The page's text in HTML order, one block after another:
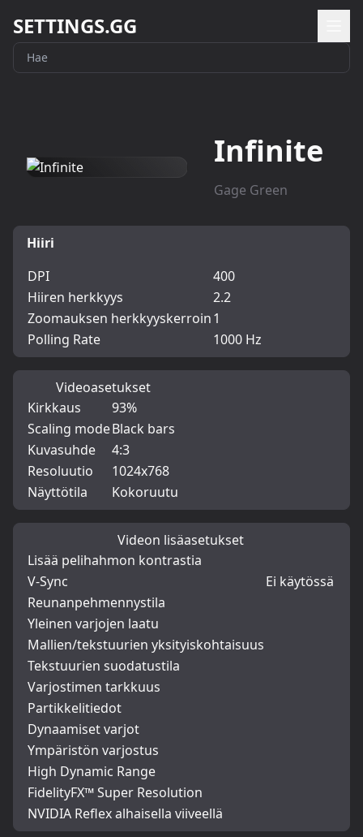
SETTINGS.GG
Infinite
Gage Green
Hiiri
DPI
400
Hiiren herkkyys
2.2
Zoomauksen herkkyyskerroin1
Polling Rate
1000 Hz
Videoasetukset
Kirkkaus
93%
Scaling modeBlack bars
Kuvasuhde
4:3
Resoluutio
1024x768
Näyttötila
Kokoruutu
Videon lisäasetukset
Lisää pelihahmon kontrastia
V-Sync
Ei käytössä
Reunanpehmennystila
Yleinen varjojen laatu
Mallien/tekstuurien yksityiskohtaisuus
Tekstuurien suodatustila
Varjostimen tarkkuus
Partikkelitiedot
Dynaamiset varjot
Ympäristön varjostus
High Dynamic Range
FidelityFX™ Super Resolution
NVIDIA Reflex alhaisella viiveellä